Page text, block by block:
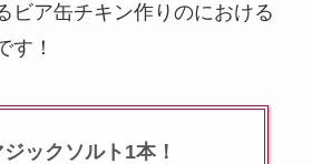
ビア缶チキン作りのにおける
す！
ックソルト1本！